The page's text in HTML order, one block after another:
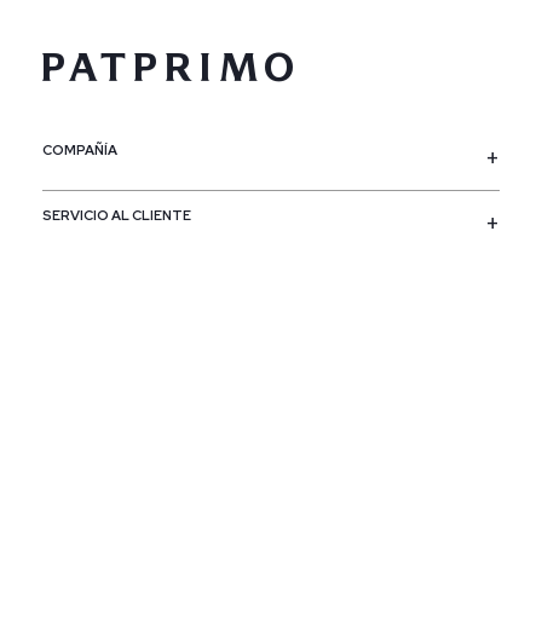
COMPAÑÍA
SERVICIO AL CLIENTE